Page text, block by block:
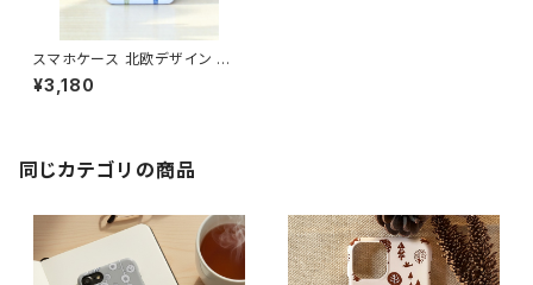
スマホケース 北欧デザイン ハ
ードケース iPhone17/galaxy/
Googlepixel/Xperia おしゃ
¥3,180
同じカテゴリの商品